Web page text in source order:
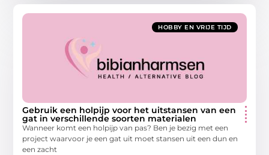
HOBBY EN VRIJE TIJD
Gebruik een holpijp voor het uitstansen van een
gat in verschillende soorten materialen
Wanneer komt een holpijp van pas? Ben je bezig met een
project waarvoor je een gat uit moet stansen uit een dun en
een zacht